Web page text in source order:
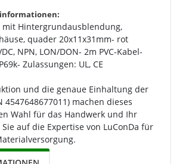
mit Hintergrundausblendung,
quader 20x11x31mm- rot
NPN, LON/DON- 2m PVC-Kabel-
Zulassungen: UL, CE
und die genaue Einhaltung der
4547648677011) machen dieses
Wahl für das Handwerk und Ihr
auf die Expertise von LuConDa für